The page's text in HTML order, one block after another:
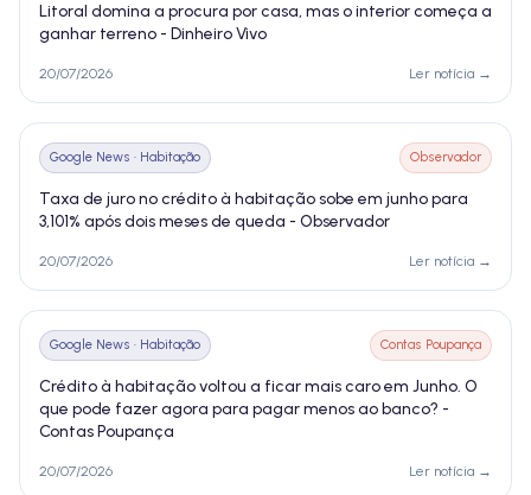
Litoral domina a procura por casa, mas o interior começa a
ganhar terreno - Dinheiro Vivo
20/07/2026 Ler notícia →
Google News · Habitação Observador
Taxa de juro no crédito à habitação sobe em junho para
3,101% após dois meses de queda - Observador
20/07/2026 Ler notícia →
Google News · Habitação Contas Poupança
Crédito à habitação voltou a ficar mais caro em Junho. O
que pode fazer agora para pagar menos ao banco? -
Contas Poupança
20/07/2026 Ler notícia →